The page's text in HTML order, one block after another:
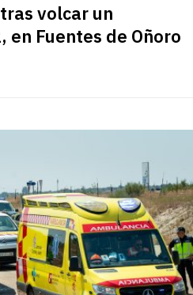
volcar un
en Fuentes de Oñoro